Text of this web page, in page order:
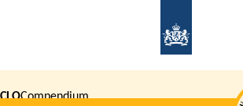
inhoud
CLOCompendium